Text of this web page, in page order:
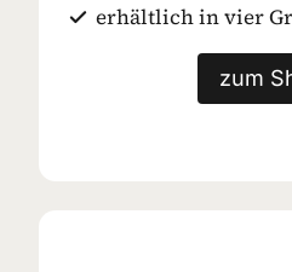
erhältlich in vier
zum